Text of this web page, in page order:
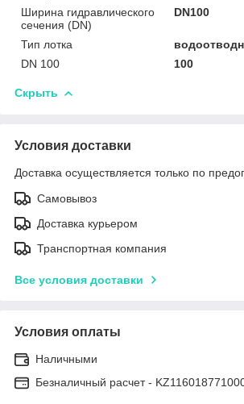
Ширина гидравлического
сечения (DN)
DN100
Тип лотка
DN 100
100
Скрыть
Условия доставки
Доставка осуществляется только по
Самовывоз
Доставка курьером
Транспортная компания
Все условия доставки
Условия оплаты
Наличными
Безналичный расчет -